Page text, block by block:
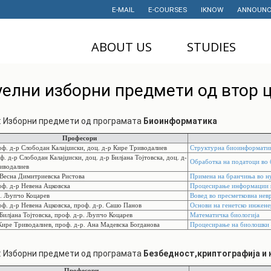
E-MAIL E-COURSES IKNOW
ABOUT US
НАУЧНА
PROJECTS
LABORATORIES
HISTORY
CONTACT
AWARDS AND
PARTNERSHIP
STUDIES
STUDIES
PHD STUDIES
TRAINING
STUDENT'S
OFFICE
STUDENT'S
ORGANIZATIONS
TIMETABLES
изборни предмети од втор
Изборни предмети од програмата Биоинформатика
Професори
д-р Слободан Калајџиски, доц. д-р Кире Триводалиев Структурна
д-р Слободан Калајџиски, доц. д-р Билјана Тојтовска, доц. д-
Обработка на податоци во
Димитриевска Ристова Примена на бранчиња во
д-р Невена Ацковска Процесирање информации
Љупчо Коцарев Вовед во пресметковна
д-р Невена Ацковска, проф. д-р. Сашо Панов Основи на генетско
Тојтовска, проф. д-р. Љупчо Коцарев Математичка биологија
Триводалиев, проф. д-р. Ана Мадевска Богданова Процесирање на биолошки
Изборни предмети од програмата Безбедност,криптографија